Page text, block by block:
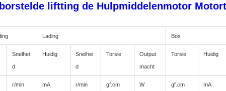
liftting de Hulpmiddelenmotor
Lading Box
Snelhei
d
Huidig Snelhei
d
Torsie Output
macht
Torsie Huidig
r/min mA r/min gf.cm W gf.cm mA